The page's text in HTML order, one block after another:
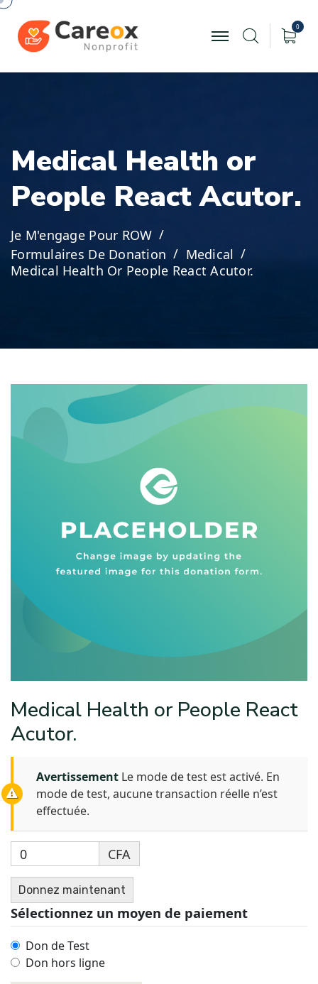
0
Medical Health or
People React Acutor.
Je M'engage Pour ROW
Formulaires De Donation
Medical
Medical Health Or People React Acutor.
Medical Health or People React
Acutor.
Avertissement Le mode de test est activé. En
mode de test, aucune transaction réelle n’est
effectuée.
0 CFA
Donnez maintenant
Sélectionnez un moyen de paiement
Don de Test
Don hors ligne